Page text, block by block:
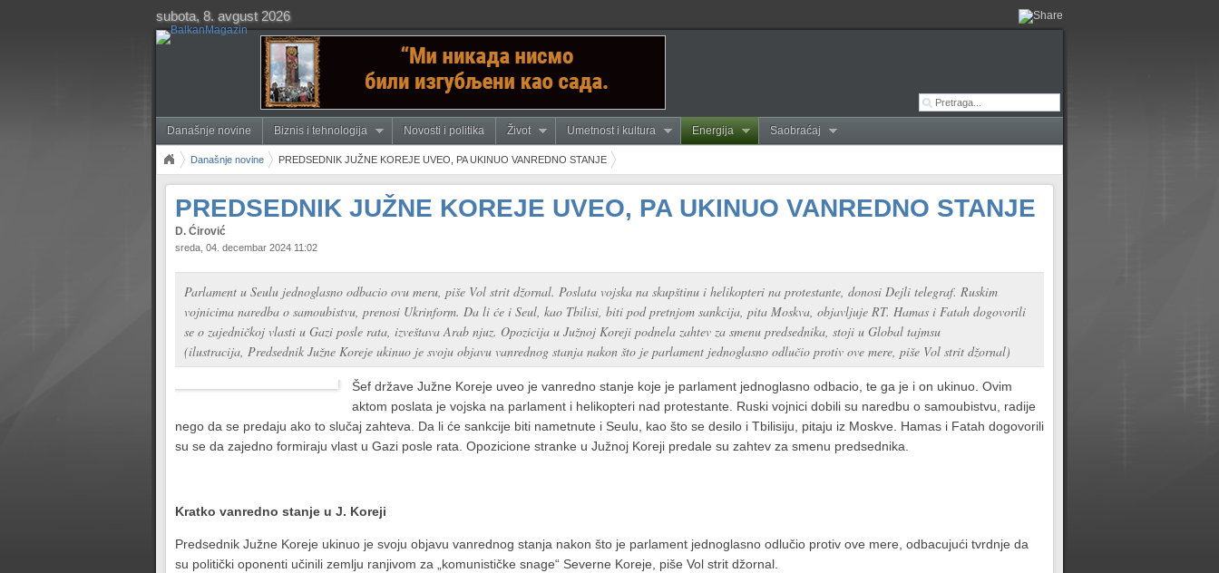
subota, 8. avgust 2026
Današnje novine Biznis i tehnologija Novosti i politika Život Umetnost i kultura Energija Saobraćaj
Današnje novine PREDSEDNIK JUŽNE KOREJE UVEO, PA UKINUO VANREDNO STANJE
PREDSEDNIK JUŽNE KOREJE UVEO, PA UKINUO VANREDNO STANJE
D. Ćirović
sreda, 04. decembar 2024 11:02
Parlament u Seulu jednoglasno odbacio ovu meru, piše Vol strit džornal. Poslata vojska na skupštinu i helikopteri na protestante, donosi Dejli telegraf. Ruskim
vojnicima naredba o samoubistvu, prenosi Ukrinform. Da li će i Seul, kao Tbilisi, biti pod pretnjom sankcija, pita Moskva, objavljuje RT. Hamas i Fatah dogovorili
se o zajedničkoj vlasti u Gazi posle rata, izveštava Arab njuz. Opozicija u Južnoj Koreji podnela zahtev za smenu predsednika, stoji u Global tajmsu
(ilustracija, Predsednik Južne Koreje ukinuo je svoju objavu vanrednog stanja nakon što je parlament jednoglasno odlučio protiv ove mere, piše Vol strit džornal)
Šef države Južne Koreje uveo je vanredno stanje koje je parlament jednoglasno odbacio, te ga je i on ukinuo. Ovim
aktom poslata je vojska na parlament i helikopteri nad protestante. Ruski vojnici dobili su naredbu o samoubistvu, radije
nego da se predaju ako to slučaj zahteva. Da li će sankcije biti nametnute i Seulu, kao što se desilo i Tbilisiju, pitaju iz Moskve. Hamas i Fatah dogovorili
su se da zajedno formiraju vlast u Gazi posle rata. Opozicione stranke u Južnoj Koreji predale su zahtev za smenu predsednika.
Kratko vanredno stanje u J. Koreji
Predsednik Južne Koreje ukinuo je svoju objavu vanrednog stanja nakon što je parlament jednoglasno odlučio protiv ove mere, odbacujući tvrdnje da
su politički oponenti učinili zemlju ranjivom za „komunističke snage“ Severne Koreje, piše Vol strit džornal.